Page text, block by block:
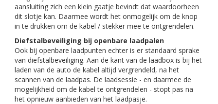
aansluiting zich een klein gaatje bevindt dat waardoorheen
dit slotje kan. Daarmee wordt het onmogelijk om de knop
in te drukken om de kabel / stekker mee te ontgrendelen.
Diefstalbeveiliging bij openbare laadpalen
Ook bij openbare laadpunten echter is er standaard sprake
van diefstalbeveiliging. Aan de kant van de laadbox is bij het
laden van de auto de kabel altijd vergrendeld, na het
scannen van de laadpas. De laadsessie - en daarmee de
mogelijkheid om de kabel te ontgrendelen - stopt pas na
het opnieuw aanbieden van het laadpasje.